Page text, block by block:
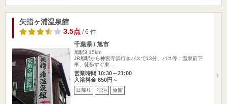
矢指ヶ浦温泉館
3.5点 / 6 件
千葉県 / 旭市
旭駅3.15km
JR旭駅から神宮寺浜行きバスで13分、バス停：温泉前下
車、徒歩すぐ東…
営業時間 10:30～21:00
入浴料金 650円～
日帰り 宿泊 旅館